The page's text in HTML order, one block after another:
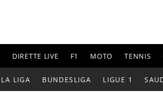
DIRETTE LIVE F1 MOTO TENNIS
LA LIGA BUNDESLIGA LIGUE 1